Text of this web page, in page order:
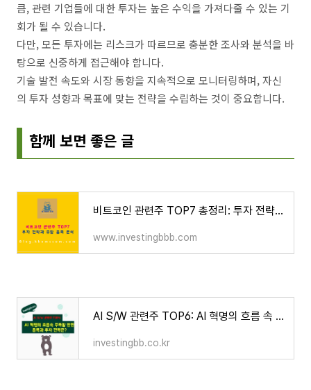
큼, 관련 기업들에 대한 투자는 높은 수익을 가져다줄 수 있는 기
회가 될 수 있습니다.
다만, 모든 투자에는 리스크가 따르므로 충분한 조사와 분석을 바
탕으로 신중하게 접근해야 합니다.
기술 발전 속도와 시장 동향을 지속적으로 모니터링하며, 자신
의 투자 성향과 목표에 맞는 전략을 수립하는 것이 중요합니다.
함께 보면 좋은 글
비트코인 관련주 TOP7 총정리: 투자 전략과 유망 종목 분석
www.investingbbb.com
AI S/W 관련주 TOP6: AI 혁명의 흐름 속 주목할 만한 종목과 투자 전략 - 재테크하는 흑곰
investingbb.co.kr